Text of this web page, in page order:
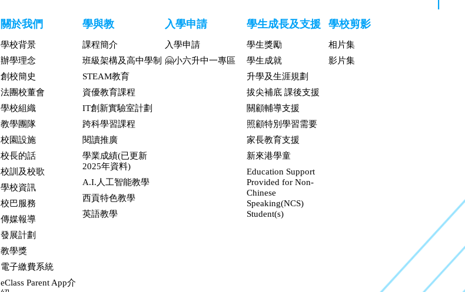
關於我們
學校背景
辦學理念
創校簡史
法團校董會
學校組織
教學團隊
校園設施
校長的話
校訓及校歌
學校資訊
校巴服務
傳媒報導
發展計劃
教學獎
電子繳費系統
eClass Parent App介
學與教
課程簡介
班級架構及高中學制
STEAM教育
資優教育課程
IT創新實驗室計劃
跨科學習課程
閱讀推廣
學業成績(已更新
2025年資料)
A.I.人工智能教學
西貢特色教學
英語教學
入學申請
入學申請
🤗小六升中一專區
學生成長及支援
學生獎勵
學生成就
升學及生涯規劃
拔尖補底 課後支援
關顧輔導支援
照顧特別學習需要
家長教育支援
新來港學童
Education Support
Provided for Non-
Chinese
Speaking(NCS)
Student(s)
學校剪影
相片集
影片集